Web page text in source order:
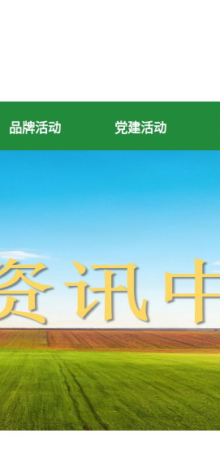
品牌活动 党建活动